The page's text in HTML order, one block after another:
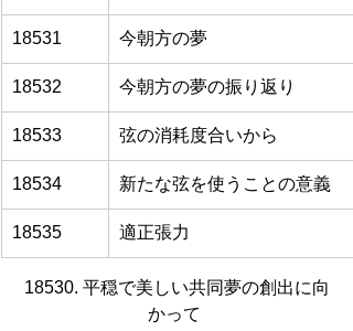
18531 今朝方の夢
18532 今朝方の夢の振り返り
18533 弦の消耗度合いから
18534 新たな弦を使うことの意義
18535 適正張力
18530. 平穏で美しい共同夢の創出に向
かって